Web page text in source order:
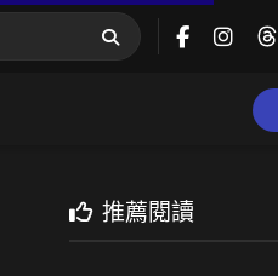
推薦閱讀